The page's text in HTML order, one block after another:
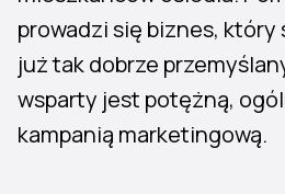
prowadzi się biznes, który
już tak dobrze
wsparty jest potężną,
kampanią marketingową.